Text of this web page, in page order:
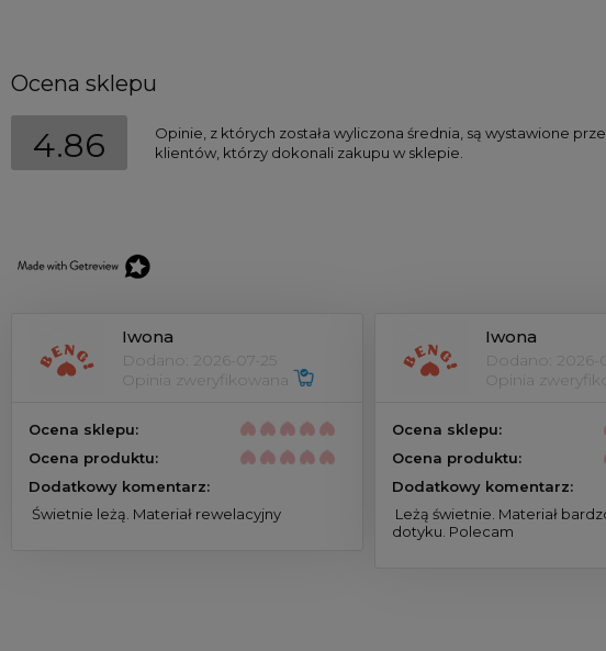
Ocena sklepu
4.86
Opinie, z których została wyliczona średnia, są wystawione
klientów, którzy dokonali zakupu w sklepie.
Iwona
Dodano: 2026-07-25
Opinia zweryfikowana
Ocena sklepu:
Ocena produktu:
Dodatkowy komentarz:
Świetnie leżą. Materiał rewelacyjny
Iwona
Dodano: 2026-
Opinia
Ocena sklepu:
Ocena produktu:
Dodatkowy komentarz:
dotyku. Polecam